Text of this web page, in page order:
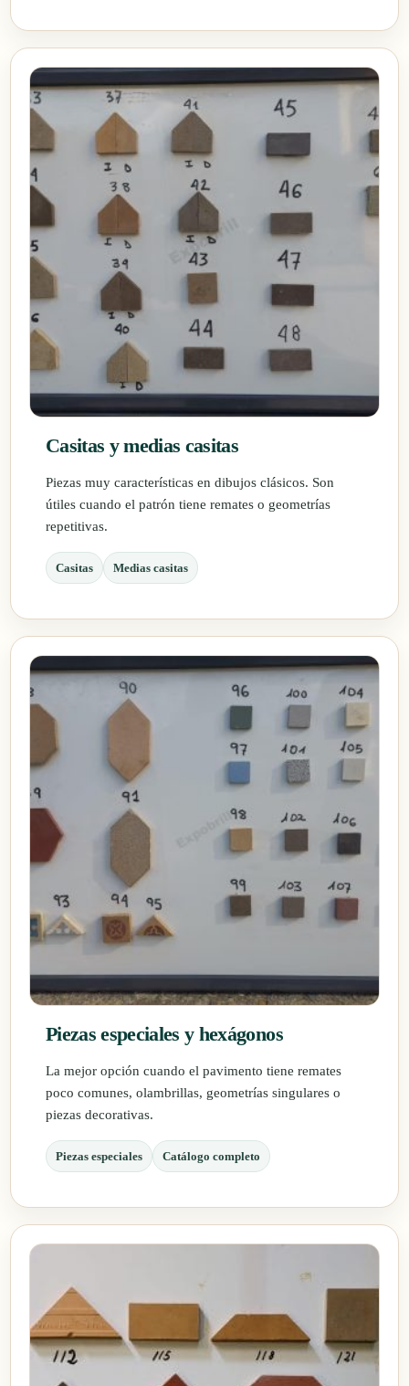
Casitas y medias casitas
Piezas muy características en dibujos clásicos. Son
útiles cuando el patrón tiene remates o geometrías
repetitivas.
Casitas Medias casitas
Piezas especiales y hexágonos
La mejor opción cuando el pavimento tiene remates
poco comunes, olambrillas, geometrías singulares o
piezas decorativas.
Piezas especiales Catálogo completo